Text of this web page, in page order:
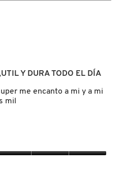
Y DURA TODO EL DÍA
me encanto a mi y a mi
mil